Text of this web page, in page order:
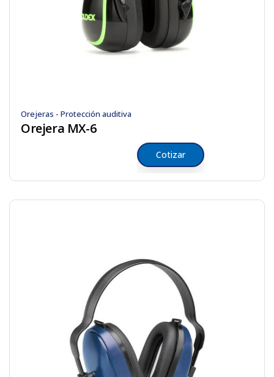
Orejeras - Protección auditiva
Orejera MX-6
Cotizar